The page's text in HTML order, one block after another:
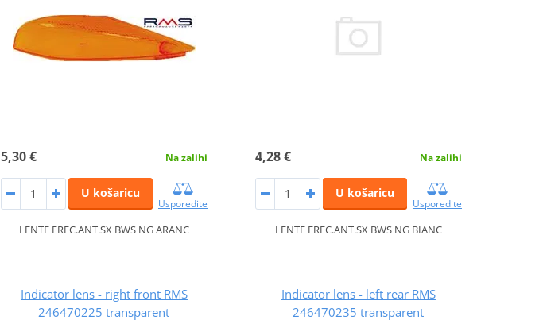
5,30 € Na zalihi
U košaricu
Usporedite
LENTE FREC.ANT.SX BWS NG ARANC
4,28 € Na zalihi
U košaricu
Usporedite
LENTE FREC.ANT.SX BWS NG BIANC
Indicator lens - right front RMS
246470225 transparent
Indicator lens - left rear RMS
246470235 transparent